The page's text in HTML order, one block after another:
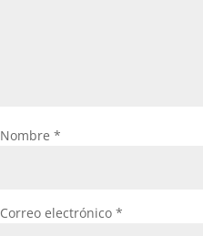
Nombre *
Correo electrónico *